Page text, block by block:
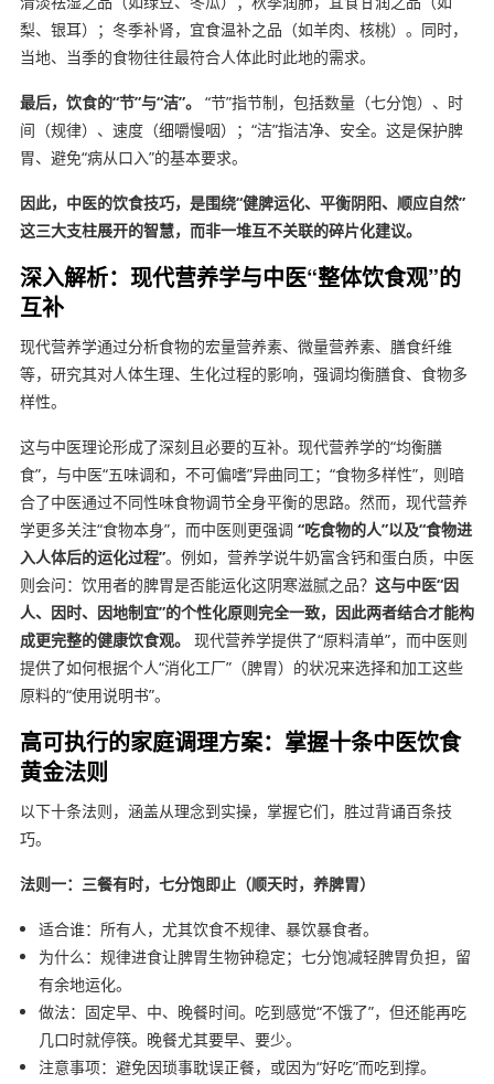
梨、银耳）；冬季补肾，宜食温补之品（如羊肉、核桃）。同时，
当地、当季的食物往往最符合人体此时此地的需求。
最后，饮食的“节”与“洁”。
“节”指节制，包括数量（七分饱）、时
间（规律）、速度（细嚼慢咽）；“洁”指洁净、安全。这是保护脾
胃、避免“病从口入”的基本要求。
因此，中医的饮食技巧，是围绕“健脾运化、平衡阴阳、顺应自然”
这三大支柱展开的智慧，而非一堆互不关联的碎片化建议。
深入解析：现代营养学与中医“整体饮食观”的
互补
现代营养学通过分析食物的宏量营养素、微量营养素、膳食纤维
等，研究其对人体生理、生化过程的影响，强调均衡膳食、食物多
样性。
这与中医理论形成了深刻且必要的互补。现代营养学的“均衡膳
食”，与中医“五味调和，不可偏嗜”异曲同工；“食物多样性”，则暗
合了中医通过不同性味食物调节全身平衡的思路。然而，现代营养
学更多关注“食物本身”，而中医则更强调 “吃食物的人”以及“食物进
入人体后的运化过程”。例如，营养学说牛奶富含钙和蛋白质，中医
则会问：饮用者的脾胃是否能运化这阴寒滋腻之品？ 这与中医“因
人、因时、因地制宜”的个性化原则完全一致，因此两者结合才能构
成更完整的健康饮食观。
现代营养学提供了“原料清单”，而中医则
提供了如何根据个人“消化工厂”（脾胃）的状况来选择和加工这些
原料的“使用说明书”。
高可执行的家庭调理方案：掌握十条中医饮食
黄金法则
以下十条法则，涵盖从理念到实操，掌握它们，胜过背诵百条技
巧。
法则一：三餐有时，七分饱即止（顺天时，养脾胃）
适合谁：所有人，尤其饮食不规律、暴饮暴食者。
为什么：规律进食让脾胃生物钟稳定；七分饱减轻脾胃负担，留
有余地运化。
做法：固定早、中、晚餐时间。吃到感觉“不饿了”，但还能再吃
几口时就停筷。晚餐尤其要早、要少。
注意事项：避免因琐事耽误正餐，或因为“好吃”而吃到撑。